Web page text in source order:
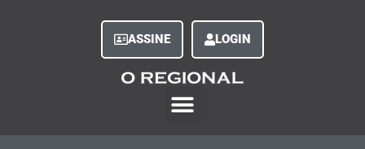
ASSINE LOGIN